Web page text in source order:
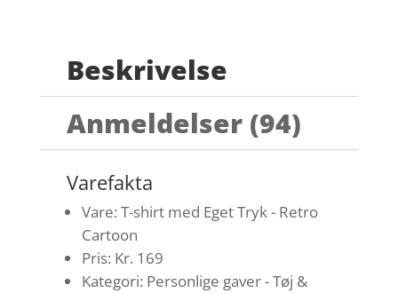
Beskrivelse
Anmeldelser (94)
Varefakta
Vare: T-shirt med Eget Tryk - Retro
Cartoon
Pris: Kr. 169
Kategori: Personlige gaver - Tøj &